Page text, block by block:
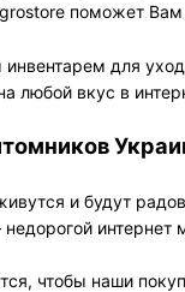
поможет
для
любой вкус в
и будут
чтобы наши